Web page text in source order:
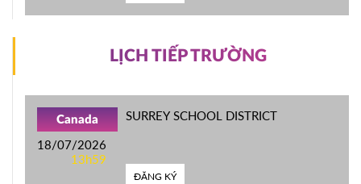
LỊCH TIẾP TRƯỜNG
Canada
18/07/2026
13h59
SURREY SCHOOL DISTRICT
ĐĂNG KÝ